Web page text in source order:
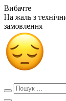
Вибачте
На жаль з
замовлення